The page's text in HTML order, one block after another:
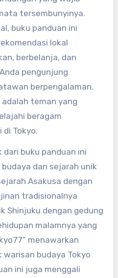
tersembunyinya.
buku panduan ini
lokal
berbelanja, dan
pengunjung
berpengalaman,
adalah teman yang
beragam
Tokyo.
dari buku panduan ini
dan sejarah unik
Asakusa dengan
tradisionalnya
Shinjuku dengan gedung
malamnya yang
menawarkan
warisan budaya Tokyo
ini juga menggali